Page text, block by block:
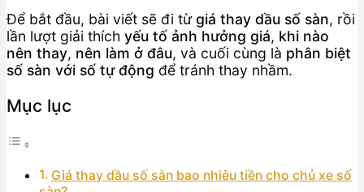
Để bắt đầu, bài viết sẽ đi từgiá thay dầu số sàn, rồi
lần lượt giải thích yếu tố ảnh hưởng giá, khi nào
nên thay, nên làm ở đâu, và cuối cùng là phân biệt
số sàn với số tự động để tránh thay nhầm.
Mục lục
Giá thay dầu số sàn bao nhiêu tiền cho chủ xe số